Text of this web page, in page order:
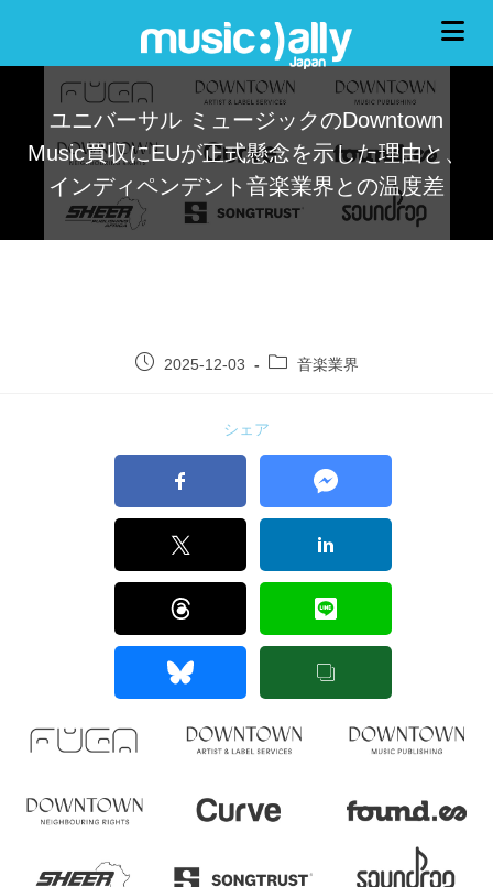
ユニバーサル ミュージックのDowntown
Music買収にEUが正式懸念を示した理由と、
インディペンデント音楽業界との温度差
2025-12-03 音楽業界
シェア